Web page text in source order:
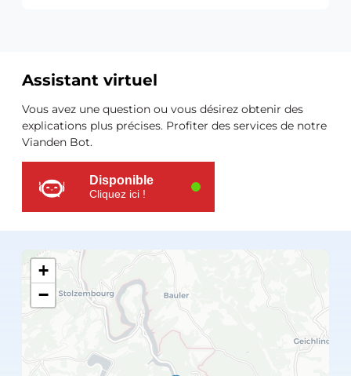
Ressources
supplémentaires
Assistant virtuel
Vous avez une question ou vous désirez obtenir des
explications plus précises. Profiter des services de notre
Vianden Bot.
Disponible
Cliquez ici !
+
−